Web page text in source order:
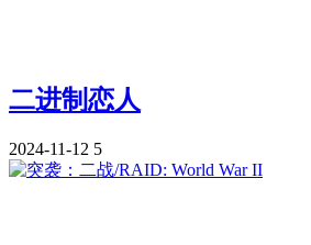
二进制恋人
2024-11-12 5